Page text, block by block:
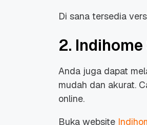
Di sana tersedia
2.
Anda juga dapat
mudah dan akurat.
online.
Buka website